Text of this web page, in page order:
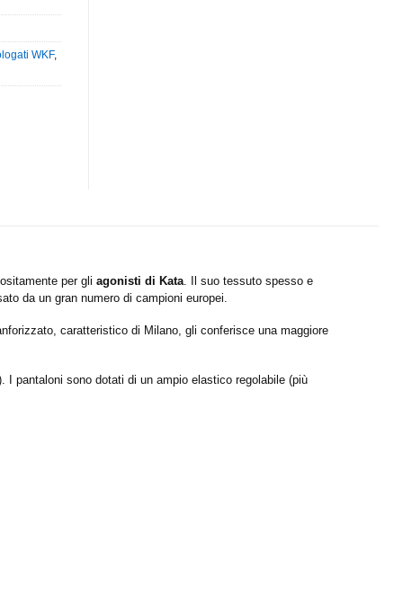
WKF,
per gliagonisti di Kata . Il suo tessuto spesso e
da un gran numero di campioni europei.
caratteristico di Milano, gli conferisce una maggiore
I pantaloni sono dotati di un ampio elastico regolabile (più